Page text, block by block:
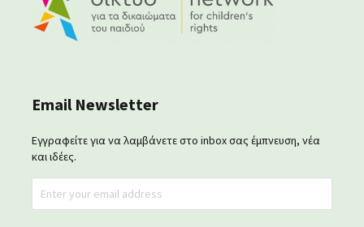
Email Newsletter
Εγγραφείτε για να λαμβάνετε στο inbox σας έμπνευση, νέα
και ιδέες.